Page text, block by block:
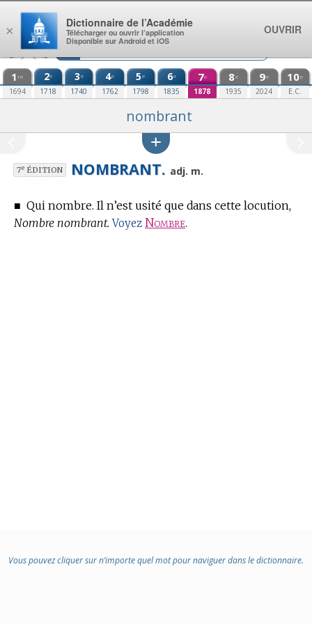
Aller au contenu
1 re
1694
2e
1718
3e
1740
4e
1762
5e
1798
6e
1835
7e
1878
8e
1935
9e
2024
10e
E.C.
nombrant
7eÉDITION NOMBRANT. adj. m.
■ Qui nombre. Il n’est usité que dans cette locution,
Nombre nombrant. Voyez Nombre.
Vous pouvez cliquer sur n’importe quel mot pour naviguer dans le dictionnaire.
×
Dictionnaire de l’Académie
Télécharger ou ouvrir l’application
Disponible sur Android et iOS
OUVRIR